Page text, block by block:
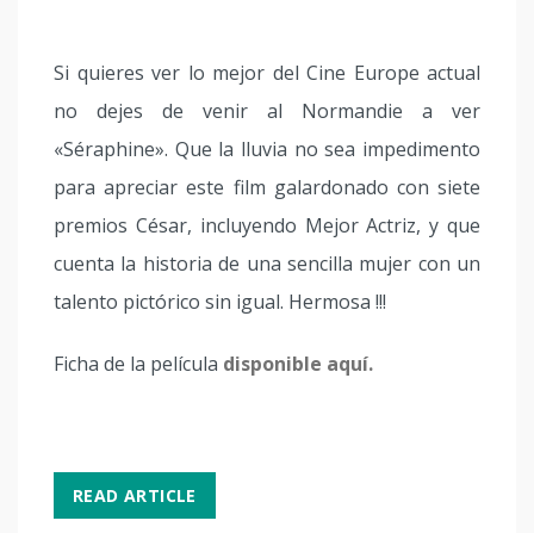
Si quieres ver lo mejor del Cine Europe actual
no dejes de venir al Normandie a ver
«Séraphine». Que la lluvia no sea impedimento
para apreciar este film galardonado con siete
premios César, incluyendo Mejor Actriz, y que
cuenta la historia de una sencilla mujer con un
talento pictórico sin igual. Hermosa !!!
Ficha de la película disponible aquí.
READ ARTICLE